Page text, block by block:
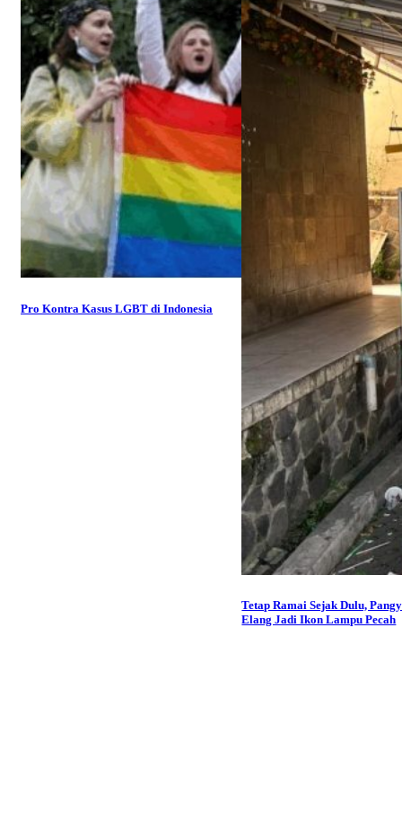
Pro Kontra Kasus LGBT di Indonesia
Tetap Ramai Sejak Dulu,
Elang Jadi Ikon Lampu Pecah